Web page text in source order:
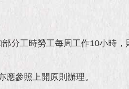
分工時勞工每周工作10小時
參照上開原則辦理。